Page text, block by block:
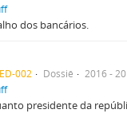
dos bancários.
002 Dossiê
2016 -
presidente da